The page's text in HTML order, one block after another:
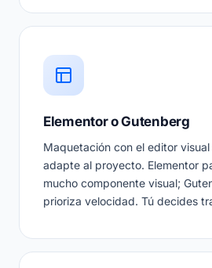
Elementor o Gutenberg
Maquetación con el editor
adapte al proyecto. Elementor
mucho componente visual;
prioriza velocidad. Tú decides